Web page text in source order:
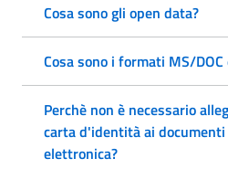
Cosa sono gli open data?
Cosa sono i formati MS/DOC
Perchè non è necessario
carta d'identità ai
elettronica?